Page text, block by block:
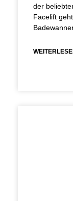
der
Facelift